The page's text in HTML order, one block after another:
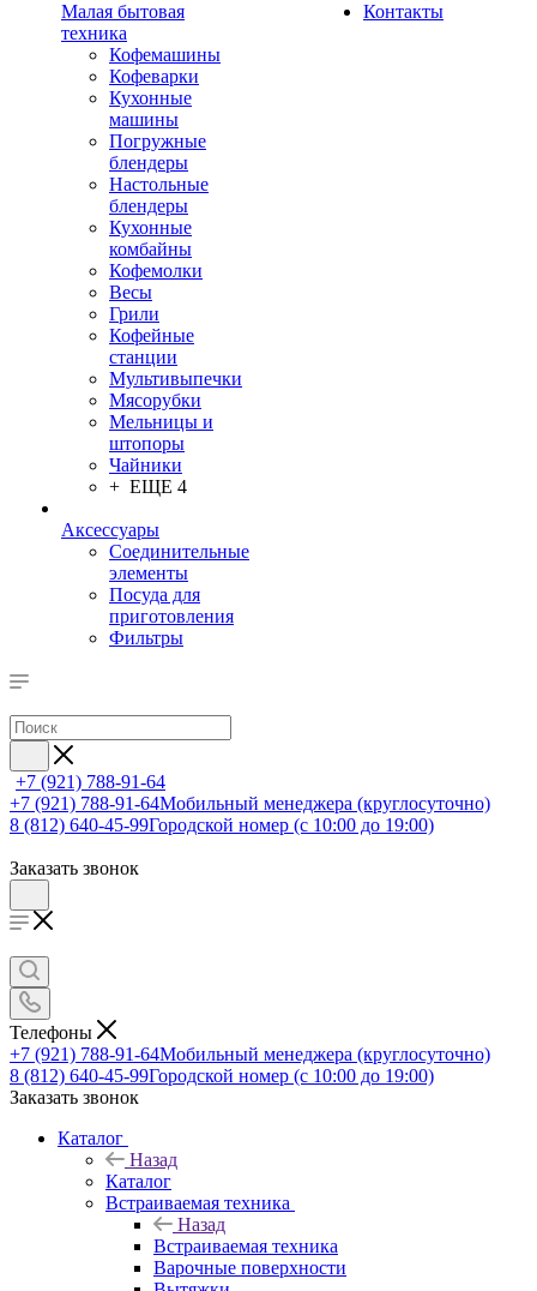
Малая бытовая
техника
Кофемашины
Кофеварки
Кухонные
машины
Погружные
блендеры
Настольные
блендеры
Кухонные
комбайны
Кофемолки
Весы
Грили
Кофейные
станции
Мультивыпечки
Мясорубки
Мельницы и
штопоры
Чайники
+ ЕЩЕ 4
Аксессуары
Соединительные
элементы
Посуда для
приготовления
Фильтры
Контакты
+7 (921) 788-91-64
+7 (921) 788-91-64Мобильный менеджера (круглосуточно)
8 (812) 640-45-99Городской номер (с 10:00 до 19:00)
Заказать звонок
Телефоны
+7 (921) 788-91-64Мобильный менеджера (круглосуточно)
8 (812) 640-45-99Городской номер (с 10:00 до 19:00)
Заказать звонок
Каталог
Назад
Каталог
Встраиваемая техника
Назад
Встраиваемая техника
Варочные поверхности